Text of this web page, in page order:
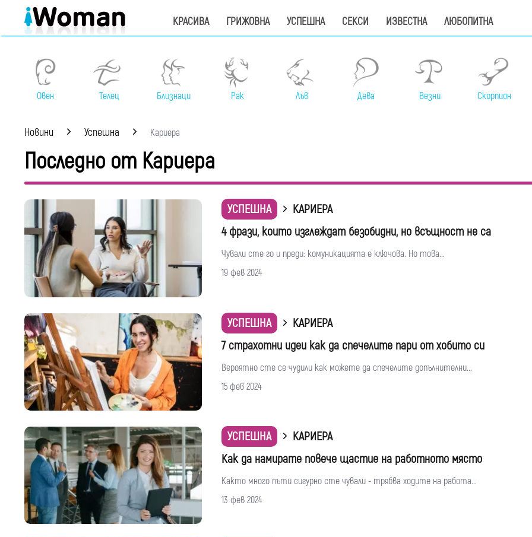
КРАСИВА ГРИЖОВНА УСПЕШНА СЕКСИ ИЗВЕСТНА ЛЮБОПИТНА
Овен Телец Близнаци Рак Лъв Дева Везни Скорпион
Новини Успешна Кариера
Последно от Кариера
УСПЕШНА
КАРИЕРА
4 фрази, които изглеждат безобидни, но всъщност не са
Чували сте го и преди: комуникацията е ключова. Но това...
19 фев 2024
УСПЕШНА
КАРИЕРА
7 страхотни идеи как да спечелите пари от хобито си
Вероятно сте се чудили как можете да спечелите допълнителни...
15 фев 2024
УСПЕШНА
КАРИЕРА
Как да намирате повече щастие на работното място
Както много пъти сигурно сте чували - трябва ходите на работа...
13 фев 2024